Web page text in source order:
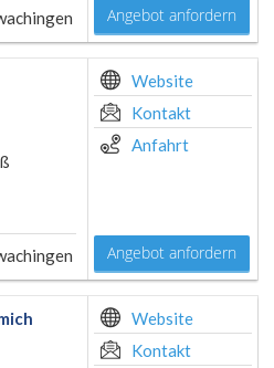
Angebot anfordern
Website
Kontakt
Anfahrt
Angebot anfordern
Website
Kontakt